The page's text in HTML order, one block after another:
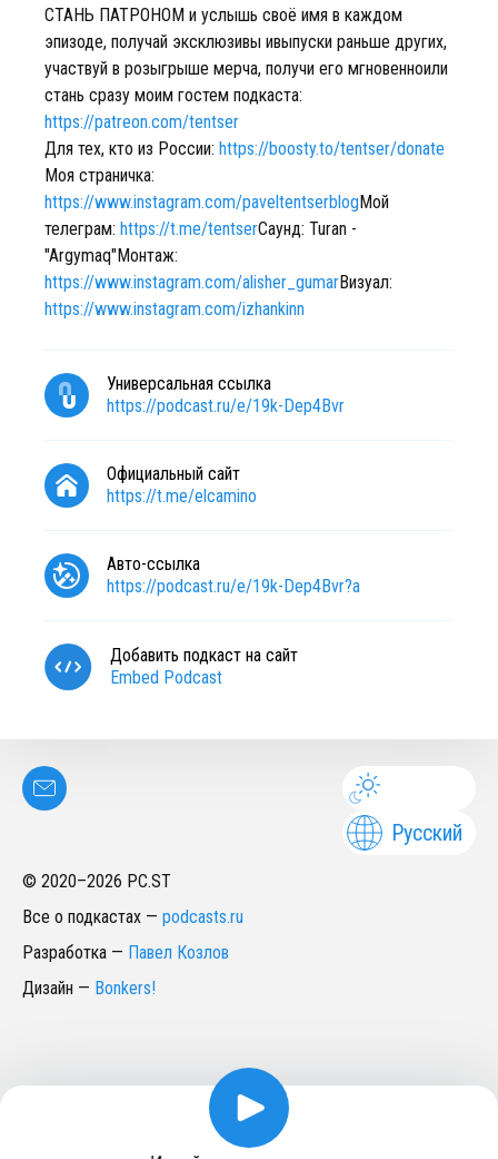
СТАНЬ ПАТРОНОМ и услышь своё имя в каждом
эпизоде, получай эксклюзивы ивыпуски раньше других,
участвуй в розыгрыше мерча, получи его мгновенноили
стань сразу моим гостем подкаста:
https://patreon.com/tentser⁠
Для тех, кто из России: https://boosty.to/tentser/donate
Моя страничка: ⁠
https://www.instagram.com/paveltentserblogМой
телеграм: https://t.me/tentserСаунд: Turan -
"Argymaq"Монтаж:
https://www.instagram.com/alisher_gumarВизуал: ⁠
https://www.instagram.com/izhankinn
Универсальная ссылка
https://podcast.ru/e/19k-Dep4Bvr
Официальный сайт
https://t.me/elcamino
Авто-ссылка
https://podcast.ru/e/19k-Dep4Bvr?a
Добавить подкаст на сайт
Embed Podcast
Русский
© 2020–2026 PC.ST
Все о подкастах — podcasts.ru
Разработка — Павел Козлов
Дизайн — Bonkers!